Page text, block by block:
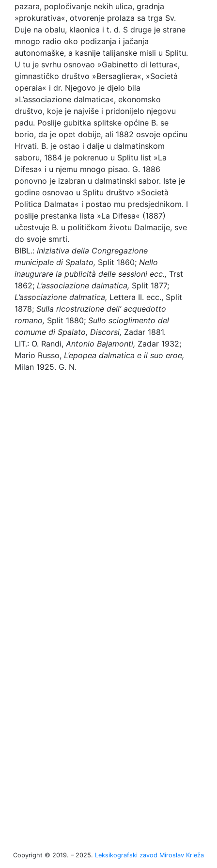
pazara, popločivanje nekih ulica, gradnja
»prokurativa«, otvorenje prolaza sa trga Sv.
Duje na obalu, klaonica i t. d. S druge je strane
mnogo radio oko podizanja i jačanja
autonomaške, a kasnije talijanske misli u Splitu.
U tu je svrhu osnovao »Gabinetto di lettura«,
gimnastičko društvo »Bersagliera«, »Società
operaia« i dr. Njegovo je djelo bila
»L’associazione dalmatica«, ekonomsko
društvo, koje je najviše i pridonijelo njegovu
padu. Poslije gubitka splitske općine B. se
borio, da je opet dobije, ali 1882 osvoje općinu
Hrvati. B. je ostao i dalje u dalmatinskom
saboru, 1884 je pokrenuo u Splitu list »La
Difesa« i u njemu mnogo pisao. G. 1886
ponovno je izabran u dalmatinski sabor. Iste je
godine osnovao u Splitu društvo »Società
Politica Dalmata« i postao mu predsjednikom. I
poslije prestanka lista »La Difesa« (1887)
učestvuje B. u političkom životu Dalmacije, sve
do svoje smrti.
BIBL.: Iniziativa della Congregazione
municipale di Spalato, Split 1860; Nello
inaugurare la publicità delle sessioni ecc., Trst
1862; L’associazione dalmatica, Split 1877;
L’associazione dalmatica, Lettera II. ecc., Split
1878; Sulla ricostruzione dell’ acquedotto
romano, Split 1880; Sullo scioglimento del
comume di Spalato, Discorsi, Zadar 1881.
LIT.: O. Randi, Antonio Bajamonti, Zadar 1932;
Mario Russo, L’epopea dalmatica e il suo eroe,
Milan 1925. G. N.
Copyright © 2019. – 2025. Leksikografski zavod Miroslav Krleža